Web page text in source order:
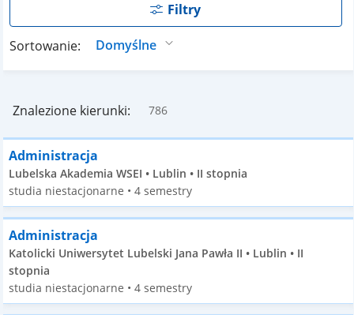
Filtry
Sortowanie:
Znalezione kierunki: 786
Administracja
Lubelska Akademia WSEI • Lublin • II stopnia
studia niestacjonarne • 4 semestry
Administracja
Katolicki Uniwersytet Lubelski Jana Pawła II • Lublin • II
stopnia
studia niestacjonarne • 4 semestry